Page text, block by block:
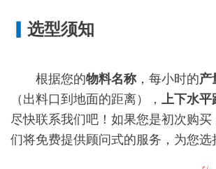
选型须知
根据您的物料名称 ，每小时的产
（出料口到地面的距离），
上下水
尽快联系我们吧！如果您是初次购
们将免费提供顾问式的服务，为您选